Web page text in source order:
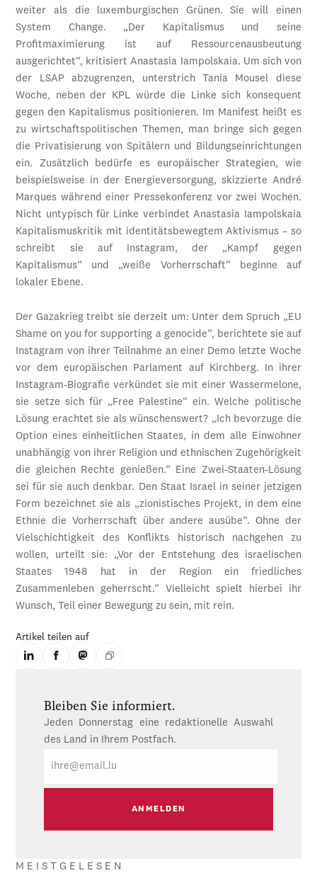
weiter als die luxemburgischen Grünen. Sie will einen
System Change. „Der Kapitalismus und seine
Profitmaximierung ist auf Ressourcenausbeutung
ausgerichtet“, kritisiert Anastasia Iampolskaia. Um sich von
der LSAP abzugrenzen, unterstrich Tania Mousel diese
Woche, neben der KPL würde die Linke sich konsequent
gegen den Kapitalismus positionieren. Im Manifest heißt es
zu wirtschaftspolitischen Themen, man bringe sich gegen
die Privatisierung von Spitälern und Bildungseinrichtungen
ein. Zusätzlich bedürfe es europäischer Strategien, wie
beispielsweise in der Energieversorgung, skizzierte André
Marques während einer Pressekonferenz vor zwei Wochen.
Nicht untypisch für Linke verbindet Anastasia Iampolskaia
Kapitalismuskritik mit identitätsbewegtem Aktivismus – so
schreibt sie auf Instagram, der „Kampf gegen
Kapitalismus“ und „weiße Vorherrschaft“ beginne auf
lokaler Ebene.
Der Gazakrieg treibt sie derzeit um: Unter dem Spruch „EU
Shame on you for supporting a genocide“, berichtete sie auf
Instagram von ihrer Teilnahme an einer Demo letzte Woche
vor dem europäischen Parlament auf Kirchberg. In ihrer
Instagram-Biografie verkündet sie mit einer Wassermelone,
sie setze sich für „Free Palestine“ ein. Welche politische
Lösung erachtet sie als wünschenswert? „Ich bevorzuge die
Option eines einheitlichen Staates, in dem alle Einwohner
unabhängig von ihrer Religion und ethnischen Zugehörigkeit
die gleichen Rechte genießen.“ Eine Zwei-Staaten-Lösung
sei für sie auch denkbar. Den Staat Israel in seiner jetzigen
Form bezeichnet sie als „zionistisches Projekt, in dem eine
Ethnie die Vorherrschaft über andere ausübe“. Ohne der
Vielschichtigkeit des Konflikts historisch nachgehen zu
wollen, urteilt sie: „Vor der Entstehung des israelischen
Staates 1948 hat in der Region ein friedliches
Zusammenleben geherrscht.“ Vielleicht spielt hierbei ihr
Wunsch, Teil einer Bewegung zu sein, mit rein.
Artikel teilen auf
Bleiben Sie informiert.
Jeden Donnerstag eine redaktionelle Auswahl
des Land in Ihrem Postfach.
Mail
MEISTGELESEN